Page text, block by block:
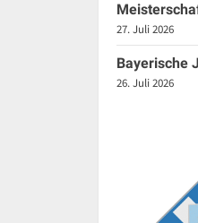
27. Juli 2026
Bayerische
26. Juli 2026